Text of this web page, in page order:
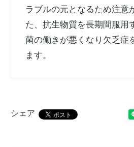
ラブルの元となるため注意
た、抗生物質を長期間服用
菌の働きが悪くなり欠乏症
ます。
シェア